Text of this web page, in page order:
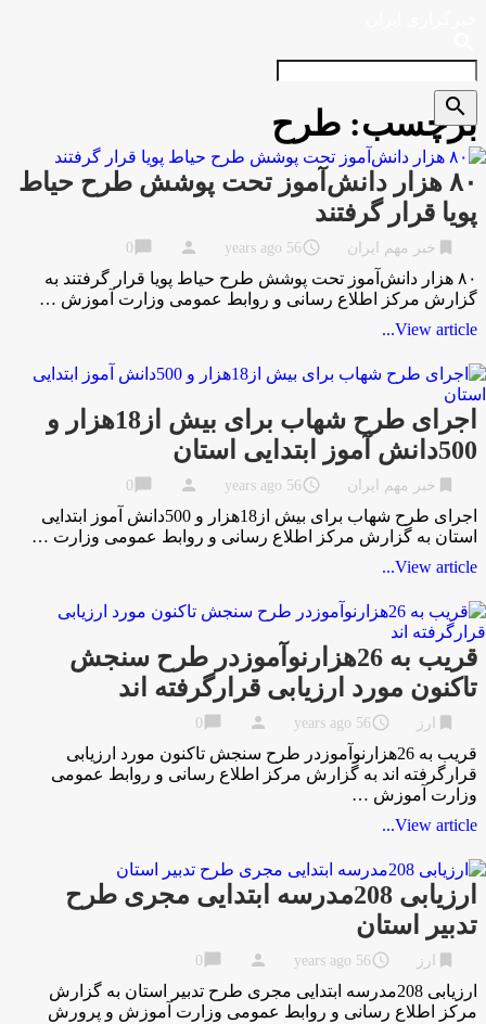
برچسب: طرح
۸۰ هزار دانش‌آموز تحت پوشش طرح حیاط
پویا قرار گرفتند
خبر مهم ایران access_time
56 years ago
person
chat_bubble
۸۰ هزار دانش‌آموز تحت پوشش طرح حیاط پویا قرار گرفتند به
گزارش مرکز اطلاع رسانی و روابط عمومی وزارت آموزش …
View article...
اجرای طرح شهاب برای بیش از18هزار و
500دانش آموز ابتدایی استان
خبر مهم ایران access_time
56 years ago
person
chat_bubble
اجرای طرح شهاب برای بیش از18هزار و 500دانش آموز ابتدایی
استان به گزارش مرکز اطلاع رسانی و روابط عمومی وزارت …
View article...
قریب به 26هزارنوآموزدر طرح سنجش
تاکنون مورد ارزیابی قرارگرفته اند
ارز access_time
56 years ago
person
chat_bubble
قریب به 26هزارنوآموزدر طرح سنجش تاکنون مورد ارزیابی
قرارگرفته اند به گزارش مركز اطلاع رسانی و روابط عمومی
وزارت آموزش …
View article...
ارزیابی 208مدرسه ابتدایی مجری طرح
تدبیر استان
ارز access_time
56 years ago
person
chat_bubble
ارزیابی 208مدرسه ابتدایی مجری طرح تدبیر استان به گزارش
مركز اطلاع رسانی و روابط عمومی وزارت آموزش و پرورش
search